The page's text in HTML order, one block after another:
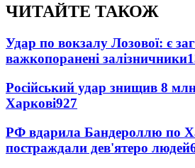
ЧИТАЙТЕ ТАКОЖ
Удар по вокзалу Лозової: є
важкопоранені залізничники
Російський удар знищив 8
Харкові927
РФ вдарила Бандероллю по
постраждали дев'ятеро людей